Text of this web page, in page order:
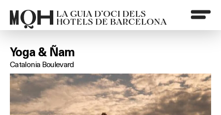
LA GUIA D’OCI DELS
HOTELS DE BARCELONA
Yoga & Ñam
Catalonia Boulevard